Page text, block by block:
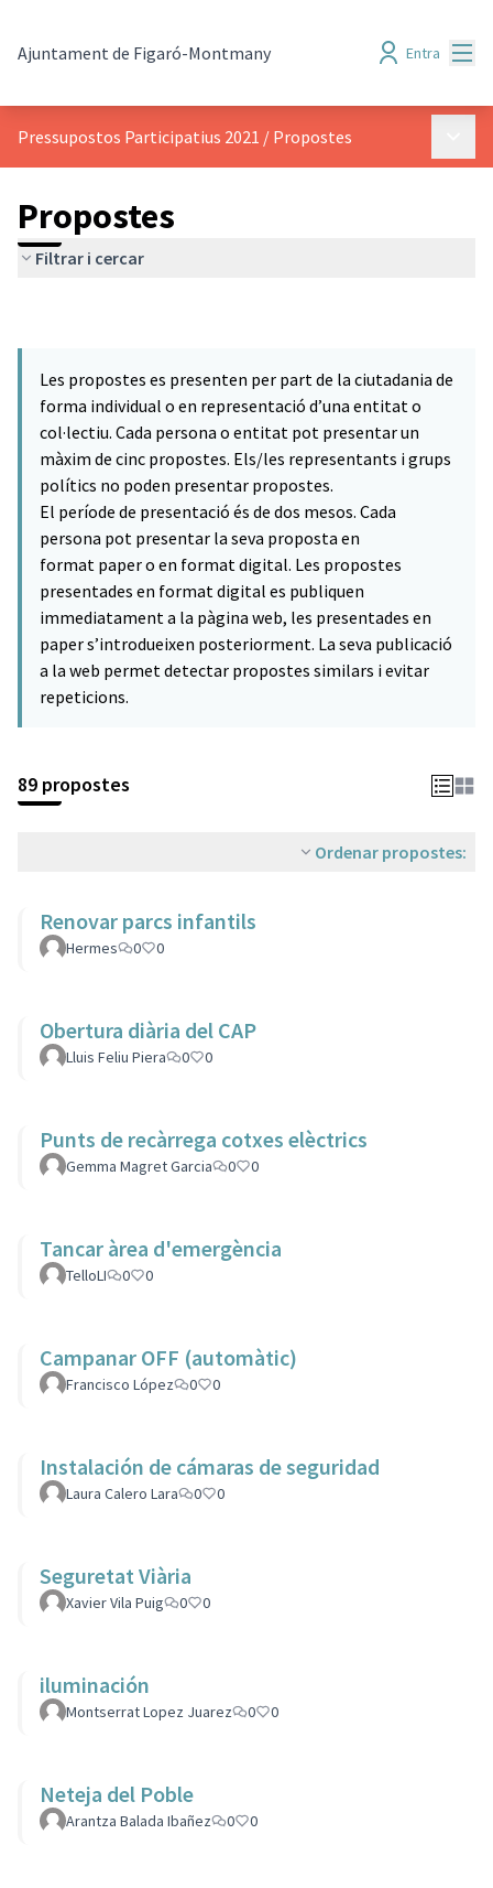
Ajuntament de Figaró-Montmany Entra
Pressupostos Participatius 2021 / Propostes
Propostes
Filtrar i cercar
Les propostes es presenten per part de la ciutadania de
forma individual o en representació d’una entitat o
col·lectiu. Cada persona o entitat pot presentar un
màxim de cinc propostes. Els/les representants i grups
polítics no poden presentar propostes.
El període de presentació és de dos mesos. Cada
persona pot presentar la seva proposta en
format paper o en format digital. Les propostes
presentades en format digital es publiquen
immediatament a la pàgina web, les presentades en
paper s’introdueixen posteriorment. La seva publicació
a la web permet detectar propostes similars i evitar
repeticions.
89 propostes
Ordenar propostes:
Renovar parcs infantils
Hermes 0 0
Obertura diària del CAP
Lluis Feliu Piera 0 0
Punts de recàrrega cotxes elèctrics
Gemma Magret Garcia 0 0
Tancar àrea d'emergència
TelloLI 0 0
Campanar OFF (automàtic)
Francisco López 0 0
Instalación de cámaras de seguridad
Laura Calero Lara 0 0
Seguretat Viària
Xavier Vila Puig 0 0
iluminación
Montserrat Lopez Juarez 0 0
Neteja del Poble
Arantza Balada Ibañez 0 0